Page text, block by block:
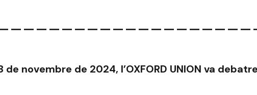
de novembre de 2024, l’OXFORD UNION va